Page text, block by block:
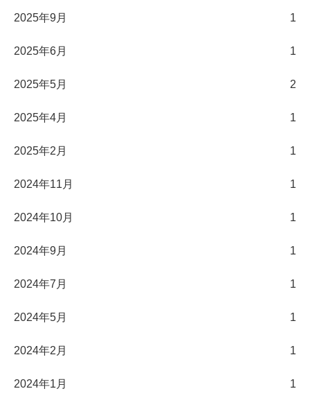
2025年9月 1
2025年6月 1
2025年5月 2
2025年4月 1
2025年2月 1
2024年11月 1
2024年10月 1
2024年9月 1
2024年7月 1
2024年5月 1
2024年2月 1
2024年1月 1